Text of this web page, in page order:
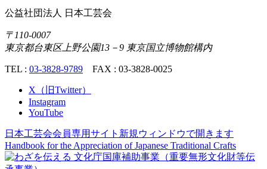
公益社団法人 日本工芸会
〒110-0007
東京都台東区上野公園13－9 東京国立博物館構内
TEL : 03-3828-9789 FAX : 03-3828-0025
X（旧Twitter）
Instagram
YouTube
日本工芸会会員専用サイト 新規ウィンドウで開きます
Handbook for the Appreciation ofJapanese Traditional Crafts